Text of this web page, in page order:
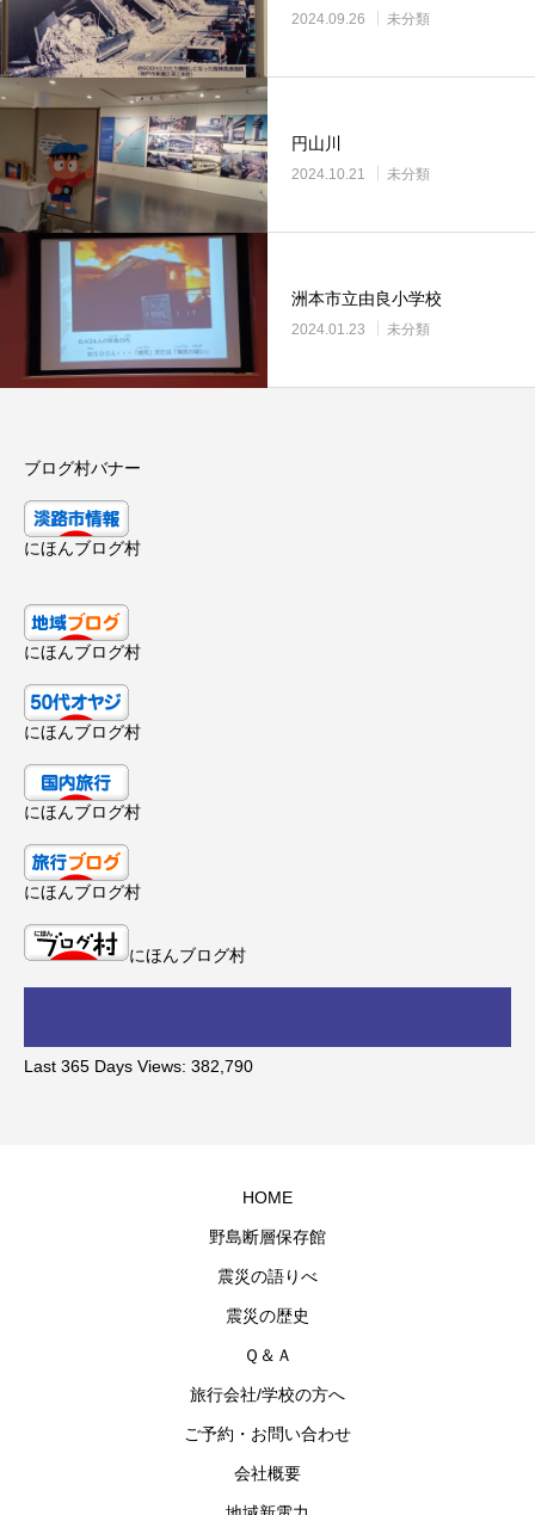
2024.09.26 未分類
円山川
2024.10.21 未分類
洲本市立由良小学校
2024.01.23 未分類
ブログ村バナー
にほんブログ村
にほんブログ村
にほんブログ村
にほんブログ村
にほんブログ村
にほんブログ村
Last 365 Days Views: 382,790
HOME
野島断層保存館
震災の語りべ
震災の歴史
Ｑ＆Ａ
旅行会社/学校の方へ
ご予約・お問い合わせ
会社概要